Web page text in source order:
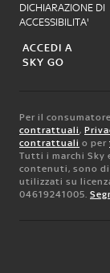
DICHIARAZIONE DI
ACCESSIBILITA'
ACCEDI A
SKY GO
Per il
contrattuali ,
contrattuali o per
Tutti i marchi
contenuti, sono
utilizzati su
04619241005.